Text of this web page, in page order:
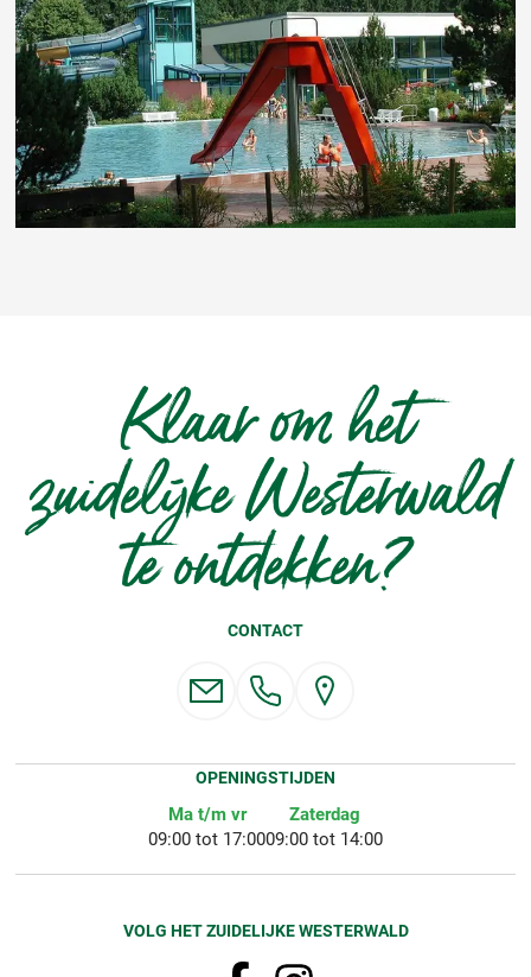
Klaar om het
zuidelijke Westerwald
te ontdekken?
CONTACT
OPENINGSTIJDEN
Ma t/m vr
09:00 tot 17:00
Zaterdag
09:00 tot 14:00
VOLG HET ZUIDELIJKE WESTERWALD